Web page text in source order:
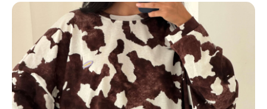
МАГАЗИНЫ
Потрогать, примерить,
ВЛЮБИТЬСЯ И КУПИТЬ
наш бренд вы можете по адресу